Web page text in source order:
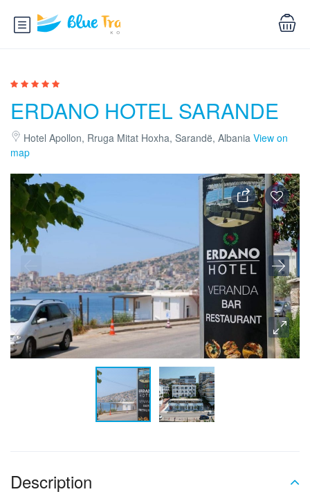
ERDANO HOTEL SARANDE
Hotel Apollon, Rruga Mitat Hoxha, Sarandë, Albania View on
map
Description